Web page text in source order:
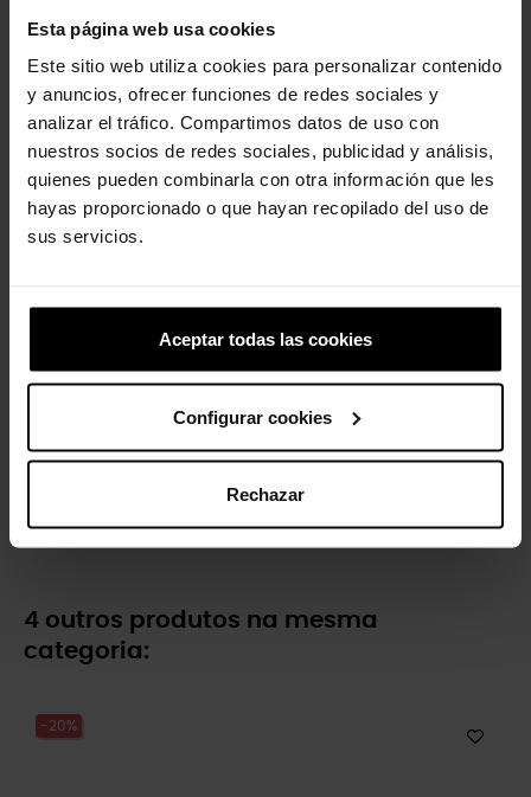
Esta página web usa cookies
Este sitio web utiliza cookies para personalizar contenido
y anuncios, ofrecer funciones de redes sociales y
analizar el tráfico. Compartimos datos de uso con
nuestros socios de redes sociales, publicidad y análisis,
quienes pueden combinarla con otra información que les
hayas proporcionado o que hayan recopilado del uso de
sus servicios.
Aceptar todas las cookies
Configurar cookies
Rechazar
Sistema de amarração integrado
Aba no calcanhar para calçar e descalçar facilmente
Clientes que compraram este
produto também compraram:
Tamancos unissex Echo U
4 outros produtos na mesma
categoria:
-20%